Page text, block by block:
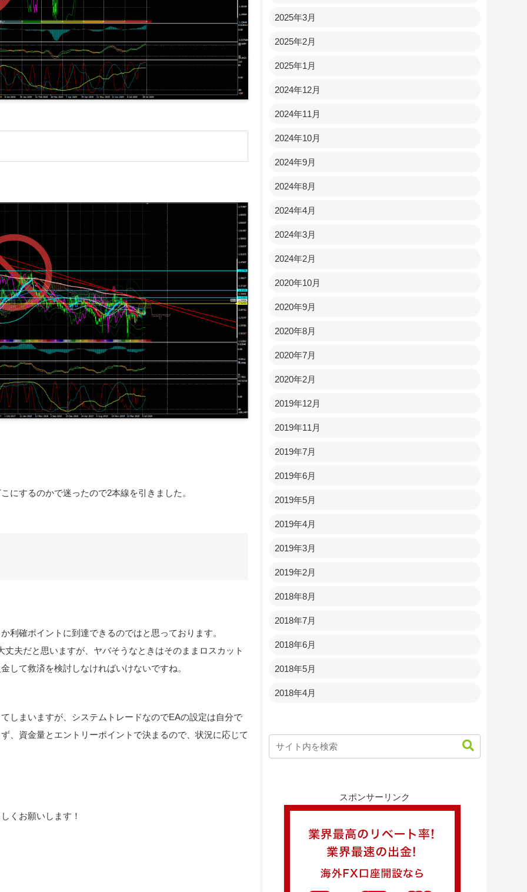
にするのかで迷ったので2本線を引きました。
利確ポイントに到達できるのではと思っております。
夫だと思いますが、ヤバそうなときはそのままロスカット
して救済を検討しなければいけないですね。
しまいますが、システムトレードなのでEAの設定は自分で
、資金量とエントリーポイントで決まるので、状況に応じて
くお願いします！
2025年3月
2025年2月
2025年1月
2024年12月
2024年11月
2024年10月
2024年9月
2024年8月
2024年4月
2024年3月
2024年2月
2020年10月
2020年9月
2020年8月
2020年7月
2020年2月
2019年12月
2019年11月
2019年7月
2019年6月
2019年5月
2019年4月
2019年3月
2019年2月
2018年8月
2018年7月
2018年6月
2018年5月
2018年4月
スポンサーリンク